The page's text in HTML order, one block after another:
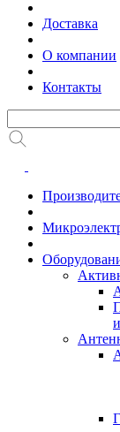
Доставка
О компании
Контакты